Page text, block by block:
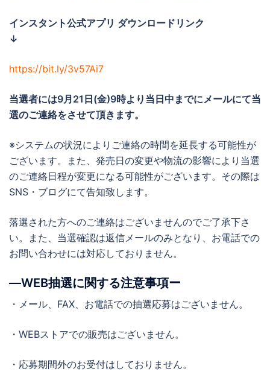
インスタント公式アプリ ダウンロードリンク
↓
https://bit.ly/3v57Ai7
当選者には9月21日(金)9時より当日中までにメールにて当
選のご連絡をさせて頂きます。
※システムの状況によりご連絡の時間を延長する可能性が
ございます。また、発売日の変更や物流の影響により当選
のご連絡日程が変更になる可能性がございます。その際は
SNS・ブログにて告知致します。
落選された方へのご連絡はございませんのでご了承下さ
い。また、当選確認は返信メールのみとなり、お電話での
お問い合わせには対応しておりません。
―WEB抽選に関する注意事項ー
・メール、FAX、お電話での抽選応募はございません。
・WEBストアでの販売はございません。
・応募期間外のお受付はしておりません。